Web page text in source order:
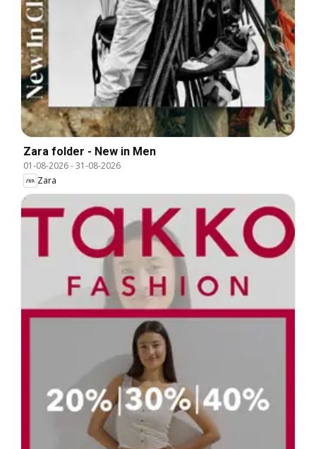
Zara folder - New in Men
01-08-2026-31-08-2026
Zara